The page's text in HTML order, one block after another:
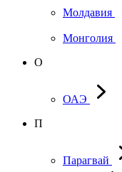
Молдавия
Монголия
О
ОАЭ
П
Парагвай